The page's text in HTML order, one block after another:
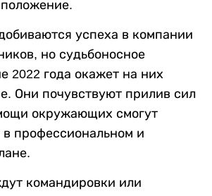
успеха в компании
но судьбоносное
2022 года окажет на них
Они почувствуют прилив сил
окружающих смогут
в профессиональном и
командировки или